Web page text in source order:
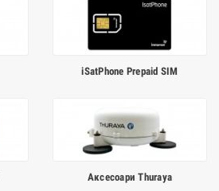
iSatPhone Prepaid SIM
Аксесоари Thuraya